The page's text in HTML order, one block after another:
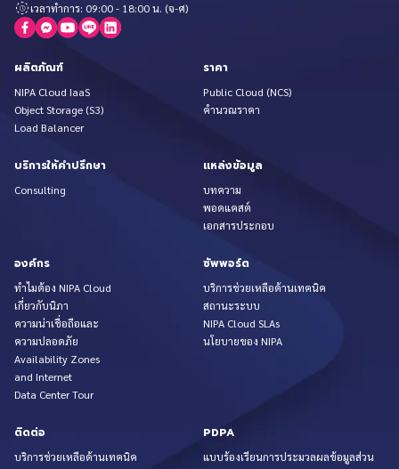
เวลาทำการ: 09:00 - 18:00 น. (จ-ศ)
ผลิตภัณฑ์
NIPA Cloud IaaS
Object Storage (S3)
Load Balancer
ราคา
Public Cloud (NCS)
คำนวณราคา
บริการให้คำปรึกษา
Consulting
แหล่งข้อมูล
บทความ
พอดแคสต์
เอกสารประกอบ
องค์กร
ทำไมต้อง NIPA Cloud
เกี่ยวกับนิภา
ความน่าเชื่อถือและ
ความปลอดภัย
Availability Zones
and Internet
Data Center Tour
ซัพพอร์ต
บริการช่วยเหลือด้านเทคนิค
สถานะระบบ
NIPA Cloud SLAs
นโยบายของ NIPA
ติดต่อ
บริการช่วยเหลือด้านเทคนิค
PDPA
แบบร้องเรียนการประมวลผลข้อมูลส่วน